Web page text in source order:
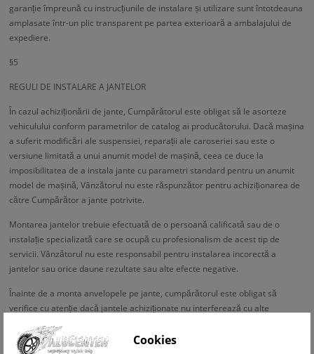
garanție împreună cu instrucțiunile de instalare și utilizare sunt întotdeauna
amplasate într-un plic transparent pe partea exterioară a ambalajului de
expediere.
§5
REGULI DE INSTALARE A JANTELOR
În cazul achiziționării de jante, Cumpărătorul este obligat să le asorteze
vehiculului conform parametrilor de catalog ai producătorului. Dacă mașina
a suferit modificări ale suspensiei, reparații ale caroseriei sau este o
versiune limitată a unui anumit model de mașină, ceea ce duce la
imposibilitatea de a instala jante cu parametri standard pentru un anumit
model de mașină, Vânzătorul nu este răspunzător pentru achiziționarea de
către Cumpărător a jante potrivite.
Montarea jantelor trebuie efectuată de o persoană calificată sau de o
instalație specializată care se ocupă cu profesionalism de acest tip de
servicii. Vânzătorul nu este responsabil pentru instalarea incorectă a
jantelor sau orice daune rezultate sau alte efecte negative.
Înainte de a monta anvelopele pe jante, cumpărătorul este obligat să
verifice cu atenție dacă jantele achiziționate nu interferează cu alte
Înainte de instalare, cumpărătorul este, de asemenea, obligat să verifice
Cookies